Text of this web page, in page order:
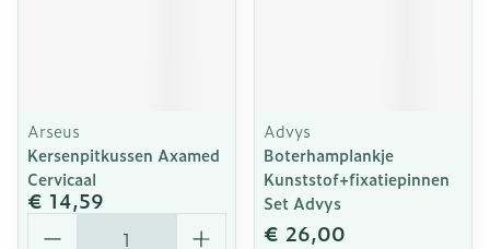
Arseus
Kersenpitkussen Axamed
Cervicaal
€ 14,59
Aantal
Advys
Boterhamplankje
Kunststof+fixatiepinnen
Set Advys
€ 26,00